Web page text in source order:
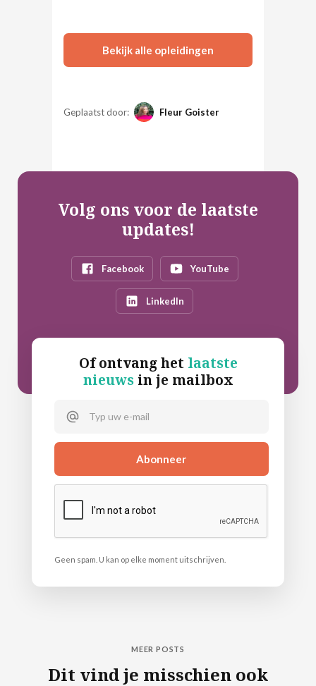
Bekijk alle opleidingen
Geplaatst door: Fleur Goister
Volg ons voor de laatste
updates!
Facebook YouTube
LinkedIn
Of ontvang het laatste
nieuwsin je mailbox
Geen spam. U kan op elke moment uitschrijven.
MEER POSTS
Dit vind je misschien ook